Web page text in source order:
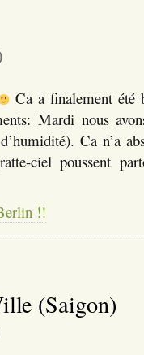
Ca a finalement été
Mardi nous
Ca n’a
ciel poussent
!!
(Saigon)